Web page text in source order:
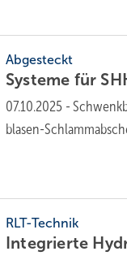
Abgesteckt
Systeme für
07.10.2025 -
blasen-
RLT-Technik
Integrierte